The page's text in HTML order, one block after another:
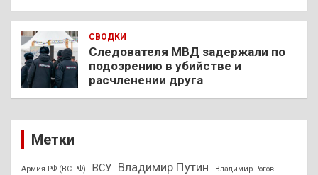
СВОДКИ
Следователя МВД задержали по
подозрению в убийстве и
расчленении друга
Метки
Армия РФ (ВС РФ) ВСУ Владимир Путин Владимир Рогов